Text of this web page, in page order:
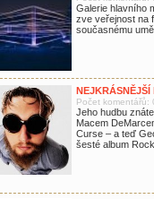
Galerie hlavního
zve veřejnost na
současnému
NEJKRÁSNĚJŠÍ
Počet komentářů:
Jeho hudbu
Macem
Curse – a teď
šesté album